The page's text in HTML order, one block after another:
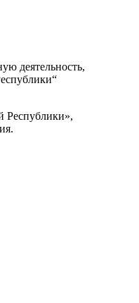
деятельность,
Республики»,